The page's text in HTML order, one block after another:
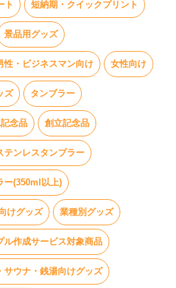
ト 短納期・クイックプリント
景品用グッズ
性・ビジネスマン向け 女性向け
ズ タンブラー
念品 創立記念品
テンレスタンブラー
ー(350ml以上)
けグッズ 業種別グッズ
ル作成サービス対象商品
サウナ・銭湯向けグッズ